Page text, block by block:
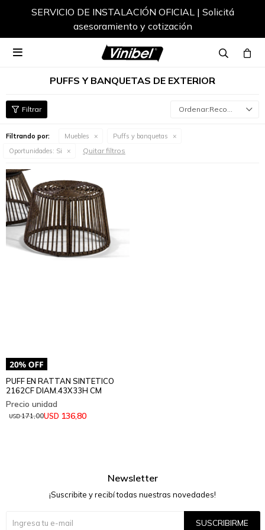
SERVICIO DE INSTALACIÓN OFICIAL | Solicitá
asesoramiento y cotización

PUFFS Y BANQUETAS DE EXTERIOR
Recomendados
Filtrando por: Muebles
Puffs y banquetas
Oportunidades: Si Quitar filtros
PUFF EN RATTAN SINTETICO
2162CF DIAM.43X33H CM
USD 136,80
USD171,00
Newsletter
¡Suscribite y recibí todas nuestras novedades!
SUSCRIBIRME